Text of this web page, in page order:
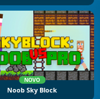
NOVO
Noob Sky Block